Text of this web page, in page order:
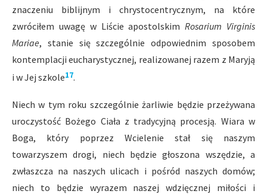
znaczeniu biblijnym i chrystocentrycznym, na które
zwróciłem uwagę w Liście apostolskim Rosarium Virginis
Mariae, stanie się szczególnie odpowiednim sposobem
kontemplacji eucharystycznej, realizowanej razem z Maryją
i w Jej szkole17.
Niech w tym roku szczególnie żarliwie będzie przeżywana
uroczystość Bożego Ciała z tradycyjną procesją. Wiara w
Boga, który poprzez Wcielenie stał się naszym
towarzyszem drogi, niech będzie głoszona wszędzie, a
zwłaszcza na naszych ulicach i pośród naszych domów;
niech to będzie wyrazem naszej wdzięcznej miłości i